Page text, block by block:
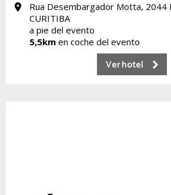
Rua Desembargador Motta, 2044
CURITIBA
a pie del evento
5,5km en coche del evento
Ver hotel